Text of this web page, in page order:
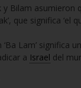
y Bilam asumieron
que significa ‘el
‘Ba Lam’ significa
a Israel del